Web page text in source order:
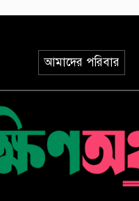
দাবিতে লংমার্চের
বিক্ষোভ মিছিল
পাইকগাছায় ছাত্র ও
সাইকেল, সেলাই
আমাদের পরিবার